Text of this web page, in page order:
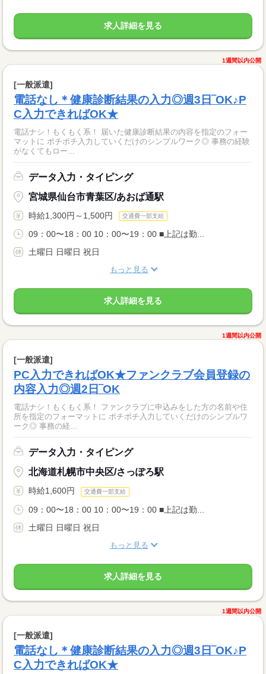
求人詳細を見る
1週間以内公開
[一般派遣]
電話なし＊健康診断結果の入力◎週3日‾OK♪P
C入力できればOK★
電話ナシ！もくもく系！ 届いた健康診断結果の内容を指定のフォー
マットに ポチポチ入力していくだけのシンプルワーク◎ 事務の経験
がなくてもロー...
データ入力・タイピング
宮城県仙台市青葉区/あおば通駅
時給1,300円～1,500円 交通費一部支給
09：00〜18：00 10：00〜19：00 ■上記は勤...
土曜日 日曜日 祝日
もっと見る
求人詳細を見る
1週間以内公開
[一般派遣]
PC入力できればOK★ファンクラブ会員登録の
内容入力◎週2日‾OK
電話ナシ！もくもく系！ ファンクラブに申込みをした方の名前や住
所を指定のフォーマットに ポチポチ入力していくだけのシンプルワ
ーク◎ 事務の経...
データ入力・タイピング
北海道札幌市中央区/さっぽろ駅
時給1,600円 交通費一部支給
09：00〜18：00 10：00〜19：00 ■上記は勤...
土曜日 日曜日 祝日
もっと見る
求人詳細を見る
1週間以内公開
[一般派遣]
電話なし＊健康診断結果の入力◎週3日‾OK♪P
C入力できればOK★